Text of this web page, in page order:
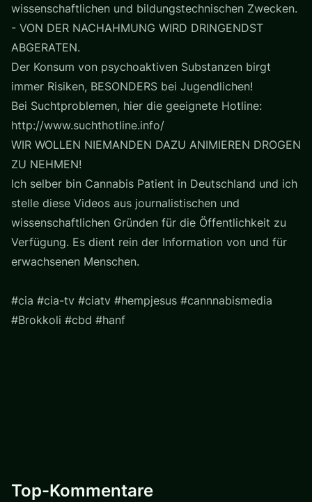
wissenschaftlichen und bildungstechnischen Zwecken.
- VON DER NACHAHMUNG WIRD DRINGENDST
ABGERATEN.
Der Konsum von psychoaktiven Substanzen birgt
immer Risiken, BESONDERS bei Jugendlichen!
Bei Suchtproblemen, hier die geeignete Hotline:
http://www.suchthotline.info/
WIR WOLLEN NIEMANDEN DAZU ANIMIEREN DROGEN
ZU NEHMEN!
Ich selber bin Cannabis Patient in Deutschland und ich
stelle diese Videos aus journalistischen und
wissenschaftlichen Gründen für die Öffentlichkeit zu
Verfügung. Es dient rein der Information von und für
erwachsenen Menschen.
#cia #cia-tv #ciatv #hempjesus #cannnabismedia
#Brokkoli #cbd #hanf
Top-Kommentare